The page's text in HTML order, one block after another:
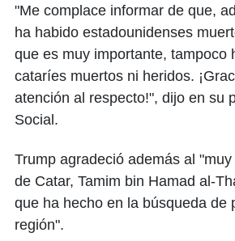
"Me complace informar de que,
ha habido estadounidenses
que es muy importante, tampoco
cataríes muertos ni heridos.
atención al respecto!", dijo en su
Social.
Trump agradeció además al
de Catar, Tamim bin Hamad al-
que ha hecho en la búsqueda de
región".